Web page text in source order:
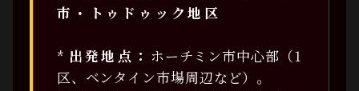
市・トゥドゥック地区
* 出発地点： ホーチミン市中心部（1
区、ベンタイン市場周辺など）。